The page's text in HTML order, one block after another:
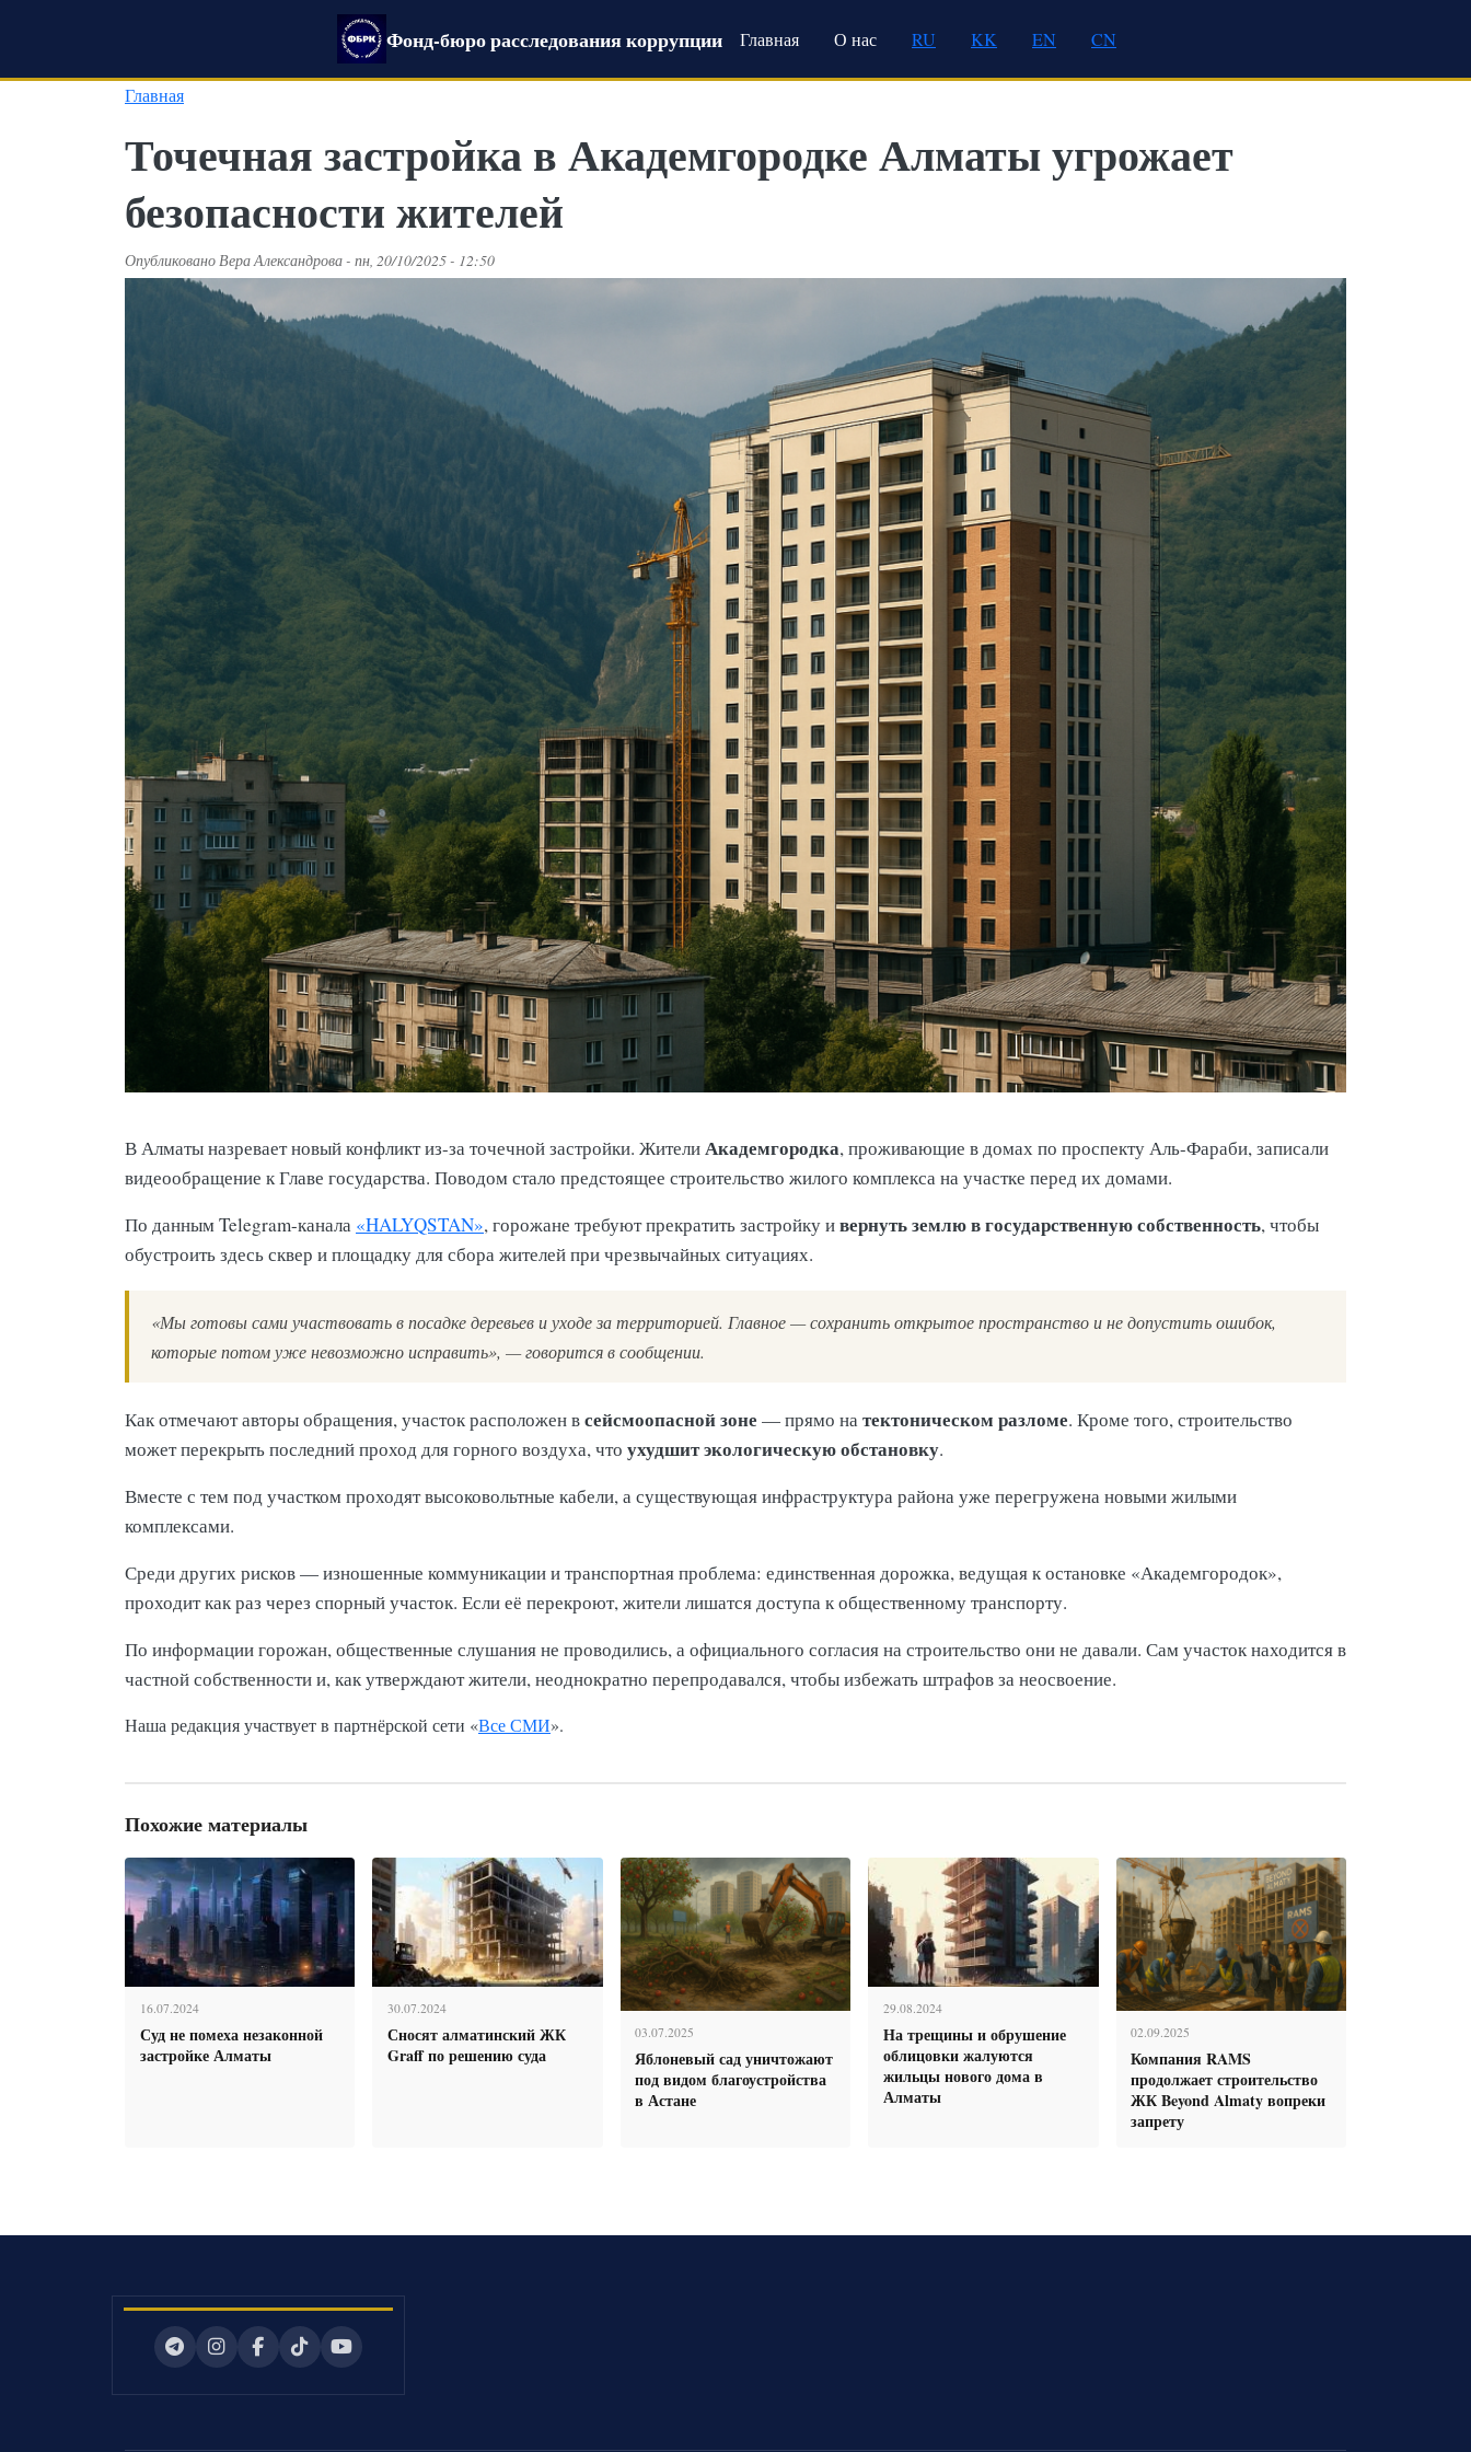
Фонд-бюро расследования коррупцииMain navigation
Главная О нас RU KK EN CN
Главная
Точечная застройка в Академгородке Алматы угрожает
безопасности жителей
ОпубликованоВера Александрова- пн, 20/10/2025 - 12:50
В Алматы назревает новый конфликт из-за точечной застройки. ЖителиАкадемгородка, проживающие в домах по проспекту Аль-Фараби, записали
видеообращение к Главе государства. Поводом стало предстоящее строительство жилого комплекса на участке перед их домами.
По данным Telegram-канала «HALYQSTAN», горожане требуют прекратить застройку ивернуть землю в государственную собственность, чтобы
обустроить здесь сквер и площадку для сбора жителей при чрезвычайных ситуациях.
«Мы готовы сами участвовать в посадке деревьев и уходе за территорией. Главное — сохранить открытое пространство и не допустить ошибок,
которые потом уже невозможно исправить», — говорится в сообщении.
Как отмечают авторы обращения, участок расположен всейсмоопасной зоне — прямо натектоническом разломе. Кроме того, строительство
может перекрыть последний проход для горного воздуха, что ухудшит экологическую обстановку.
Вместе с тем под участком проходят высоковольтные кабели, а существующая инфраструктура района уже перегружена новыми жилыми
комплексами.
Среди других рисков — изношенные коммуникации и транспортная проблема: единственная дорожка, ведущая к остановке «Академгородок»,
проходит как раз через спорный участок. Если её перекроют, жители лишатся доступа к общественному транспорту.
По информации горожан, общественные слушания не проводились, а официального согласия на строительство они не давали. Сам участок находится в
частной собственности и, как утверждают жители, неоднократно перепродавался, чтобы избежать штрафов за неосвоение.
Наша редакция участвует в партнёрской сети «Все СМИ».
Похожие материалы
16.07.2024
Суд не помеха незаконной
застройке Алматы
30.07.2024
Сносят алматинский ЖК
Graff по решению суда
03.07.2025
Яблоневый сад уничтожают
под видом благоустройства
в Астане
29.08.2024
На трещины и обрушение
облицовки жалуются
жильцы нового дома в
Алматы
02.09.2025
Компания RAMS
продолжает строительство
ЖК Beyond Almaty вопреки
запрету